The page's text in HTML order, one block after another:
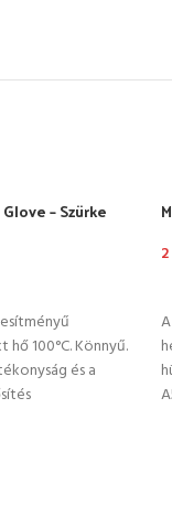
– Szürke
100°C. Könnyű.
és a